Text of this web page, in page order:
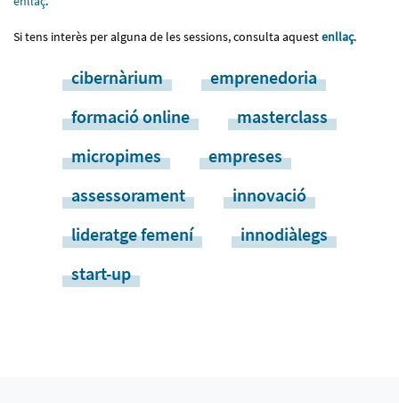
Si tens interès per alguna de les sessions, consulta aquestenllaç.
cibernàrium
emprenedoria
formació online
masterclass
micropimes
empreses
assessorament
innovació
lideratge femení
innodiàlegs
start-up